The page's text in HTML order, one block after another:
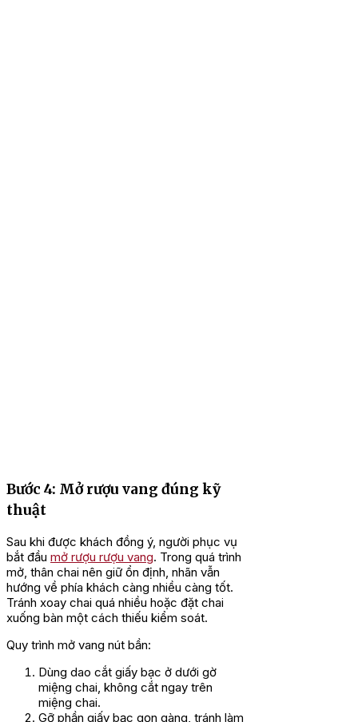
Bước 4: Mở rượu vang đúng kỹ
thuật
Sau khi được khách đồng ý, người phục vụ
bắt đầu mở rượu rượu vang. Trong quá trình
mở, thân chai nên giữ ổn định, nhãn vẫn
hướng về phía khách càng nhiều càng tốt.
Tránh xoay chai quá nhiều hoặc đặt chai
xuống bàn một cách thiếu kiểm soát.
Quy trình mở vang nút bần:
Dùng dao cắt giấy bạc ở dưới gờ
miệng chai, không cắt ngay trên
miệng chai.
Gỡ phần giấy bạc gọn gàng, tránh làm